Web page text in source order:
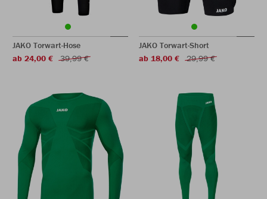
JAKO Torwart-Hose
ab 24,00 €
39,99 €
JAKO Torwart-Short
ab 18,00 €
29,99 €